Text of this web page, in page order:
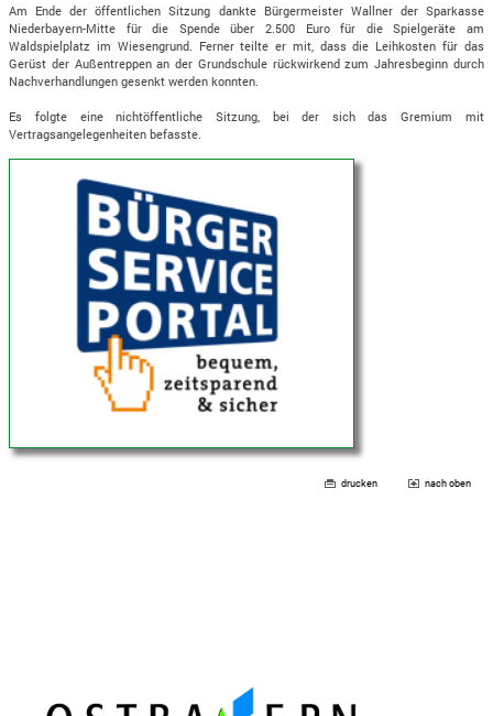
Am Ende der öffentlichen Sitzung dankte Bürgermeister Wallner der Sparkasse
Niederbayern-Mitte für die Spende über 2.500 Euro für die Spielgeräte am
Waldspielplatz im Wiesengrund. Ferner teilte er mit, dass die Leihkosten für das
Gerüst der Außentreppen an der Grundschule rückwirkend zum Jahresbeginn durch
Nachverhandlungen gesenkt werden konnten.
Es folgte eine nichtöffentliche Sitzung, bei der sich das Gremium mit
Vertragsangelegenheiten befasste.
drucken nach oben